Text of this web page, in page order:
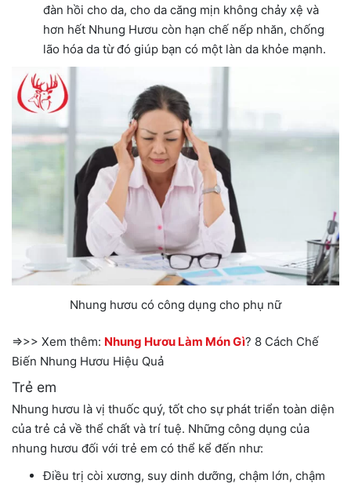
đàn hồi cho da, cho da căng mịn không chảy xệ và
hơn hết Nhung Hươu còn hạn chế nếp nhăn, chống
lão hóa da từ đó giúp bạn có một làn da khỏe mạnh.
Nhung hươu có công dụng cho phụ nữ
=>>> Xem thêm: Nhung Hươu Làm Món Gì? 8 Cách Chế
Biến Nhung Hươu Hiệu Quả
Trẻ em
Nhung hươu là vị thuốc quý, tốt cho sự phát triển toàn diện
của trẻ cả về thể chất và trí tuệ. Những công dụng của
nhung hươu đối với trẻ em có thể kể đến như:
Điều trị còi xương, suy dinh dưỡng, chậm lớn, chậm